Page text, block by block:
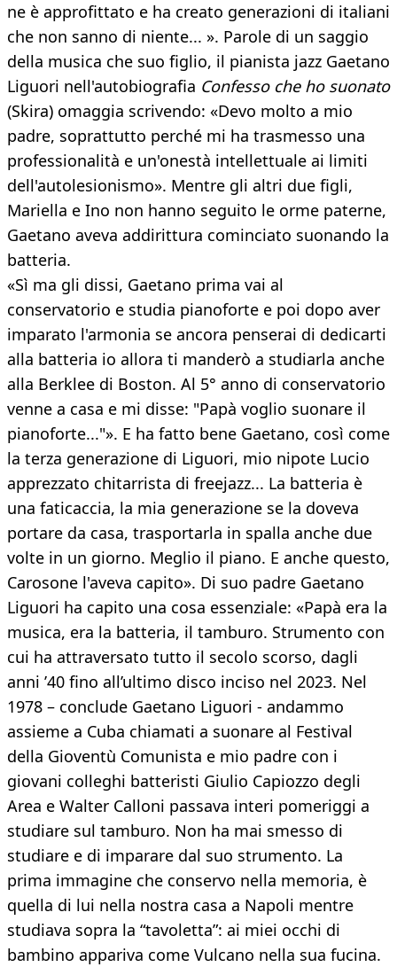
ne è approfittato e ha creato generazioni di italiani
che non sanno di niente... ». Parole di un saggio
della musica che suo figlio, il pianista jazz Gaetano
Liguori nell'autobiografia Confesso che ho suonato
(Skira) omaggia scrivendo: «Devo molto a mio
padre, soprattutto perché mi ha trasmesso una
professionalità e un'onestà intellettuale ai limiti
dell'autolesionismo». Mentre gli altri due figli,
Mariella e Ino non hanno seguito le orme paterne,
Gaetano aveva addirittura cominciato suonando la
batteria.
«Sì ma gli dissi, Gaetano prima vai al
conservatorio e studia pianoforte e poi dopo aver
imparato l'armonia se ancora penserai di dedicarti
alla batteria io allora ti manderò a studiarla anche
alla Berklee di Boston. Al 5° anno di conservatorio
venne a casa e mi disse: "Papà voglio suonare il
pianoforte..."». E ha fatto bene Gaetano, così come
la terza generazione di Liguori, mio nipote Lucio
apprezzato chitarrista di freejazz... La batteria è
una faticaccia, la mia generazione se la doveva
portare da casa, trasportarla in spalla anche due
volte in un giorno. Meglio il piano. E anche questo,
Carosone l'aveva capito». Di suo padre Gaetano
Liguori ha capito una cosa essenziale: «Papà era la
musica, era la batteria, il tamburo. Strumento con
cui ha attraversato tutto il secolo scorso, dagli
anni ’40 fino all’ultimo disco inciso nel 2023. Nel
1978 – conclude Gaetano Liguori - andammo
assieme a Cuba chiamati a suonare al Festival
della Gioventù Comunista e mio padre con i
giovani colleghi batteristi Giulio Capiozzo degli
Area e Walter Calloni passava interi pomeriggi a
studiare sul tamburo. Non ha mai smesso di
studiare e di imparare dal suo strumento. La
prima immagine che conservo nella memoria, è
quella di lui nella nostra casa a Napoli mentre
studiava sopra la “tavoletta”: ai miei occhi di
bambino appariva come Vulcano nella sua fucina.